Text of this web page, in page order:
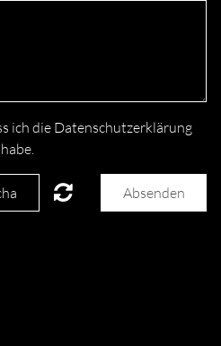
ich die Datenschutzerklärung
Absenden